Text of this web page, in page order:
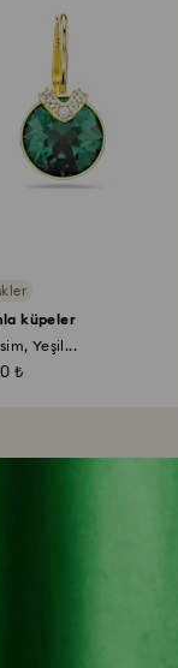
küpeler
Yeşil...
₺